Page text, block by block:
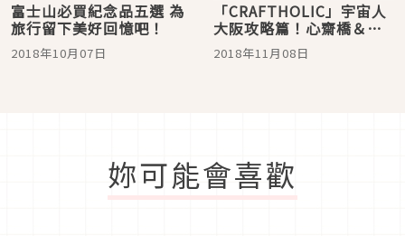
富士山必買紀念品五選 為
旅行留下美好回憶吧！
2018年10月07日
「CRAFTHOLIC」宇宙人
大阪攻略篇！心齋橋＆梅
田店等你來搬貨
2018年11月08日
妳可能會喜歡